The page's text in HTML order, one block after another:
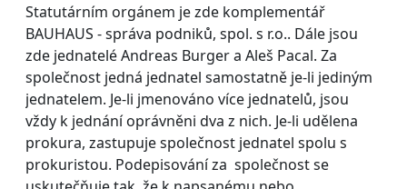
Statutárním orgánem je zde komplementář
BAUHAUS - správa podniků, spol. s r.o.. Dále jsou
zde jednatelé Andreas Burger a Aleš Pacal. Za
společnost jedná jednatel samostatně je-li jediným
jednatelem. Je-li jmenováno více jednatelů, jsou
vždy k jednání oprávněni dva z nich. Je-li udělena
prokura, zastupuje společnost jednatel spolu s
prokuristou. Podepisování za společnost se